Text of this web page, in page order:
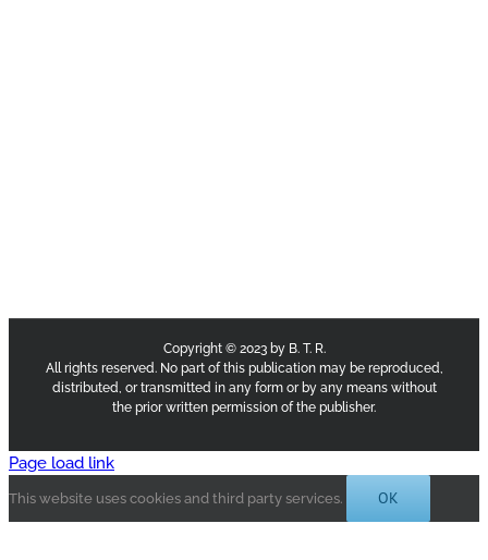
Copyright © 2023 by B. T. R.
All rights reserved. No part of this publication may be reproduced,
distributed, or transmitted in any form or by any means without
the prior written permission of the publisher.
Page load link
This website uses cookies and third party services. OK